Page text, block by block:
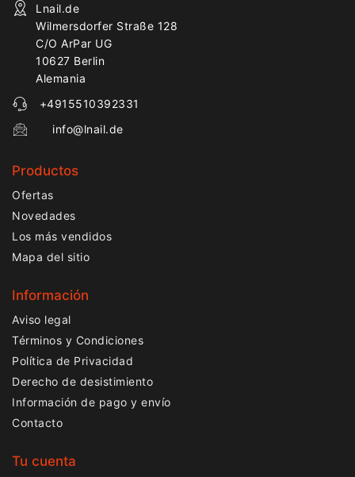
Lnail.de
Wilmersdorfer Straße 128
C/O ArPar UG
10627 Berlin
Alemania
+4915510392331
info@lnail.de
Productos
Ofertas
Novedades
Los más vendidos
Mapa del sitio
Información
Aviso legal
Términos y Condiciones
Política de Privacidad
Derecho de desistimiento
Información de pago y envío
Contacto
Tu cuenta